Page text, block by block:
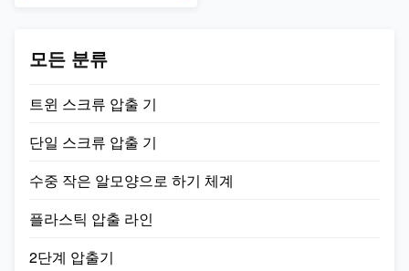
CSETM120 순서도 묘사 먹이
extruding->Water 반지
pelletizer->Vibrator - >air 송풍
한 4.Composition 물자 다루는
모든 분류
트윈 스크류 압출 기
단일 스크류 압출 기
수중 작은 알모양으로 하기 체계
플라스틱 압출 라인
2단계 압출기